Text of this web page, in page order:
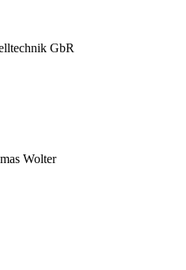
GbR
Wolter